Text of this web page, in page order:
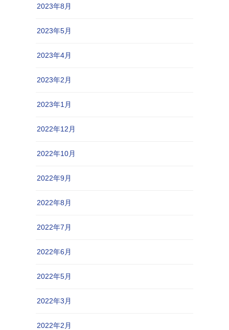
2023年8月
2023年5月
2023年4月
2023年2月
2023年1月
2022年12月
2022年10月
2022年9月
2022年8月
2022年7月
2022年6月
2022年5月
2022年3月
2022年2月